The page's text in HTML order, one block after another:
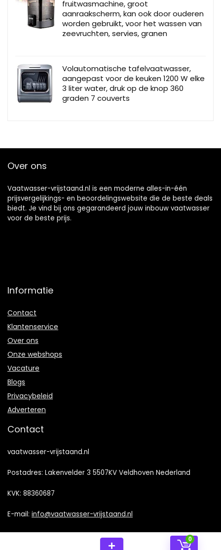
0
fruitwasmachine, groot
aanraakscherm, kan ook door ouderen
worden gebruikt, voor het wassen van
zeevruchten, servies, granen
Volautomatische tafelvaatwasser,
aangepast voor de keuken 1200 W elke
3 liter water, druk op de knop 360
graden 7 couverts
Over ons
Vaatwasser-vrijstaand.nl is een moderne alles-in-één
prijsvergelijkings- en beoordelingswebsite die de beste deals
biedt. Je vind bij ons gegarandeerd jouw inbouw vaatwasser
voor de beste prijs.
Informatie
Contact
Klantenservice
Over ons
Onze webshops
Vacature
Blogs
Privacybeleid
Adverteren
Contact
vaatwasser-vrijstaand.nl
Postadres: Lakenvelder 3 5507KV Veldhoven Nederland
KVK: 88360687
E-mail: info@vaatwasser-vrijstaand.nl